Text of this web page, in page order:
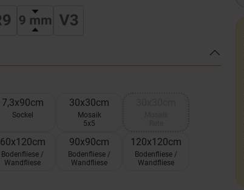
7,3x90cm
Sockel
30x30cm
Mosaik
5x5
60x120cm
Bodenfliese /
Wandfliese
90x90cm
Bodenfliese /
Wandfliese
120x120cm
Bodenfliese /
Wandfliese